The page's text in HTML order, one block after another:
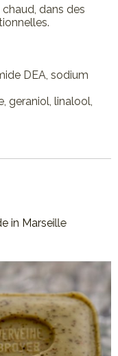
dans des
DEA, sodium
geraniol, linalool,